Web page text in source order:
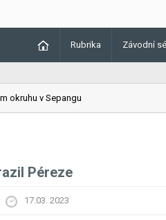
Rubrika Závodní
v Sepangu
Péreze
17.03. 2023